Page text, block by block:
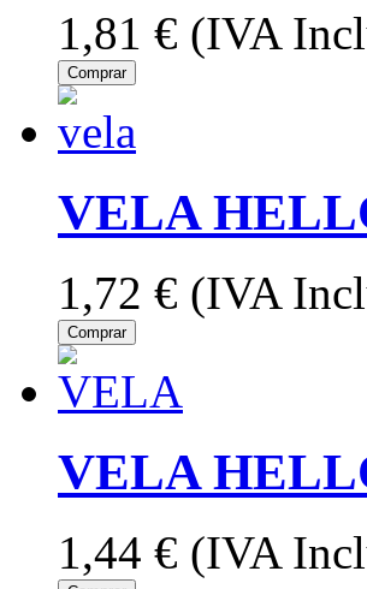
1,81 € (IVA
Comprar
VELA
1,72 € (IVA
Comprar
VELA
1,44 € (IVA